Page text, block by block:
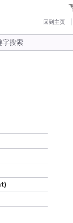
回到主页